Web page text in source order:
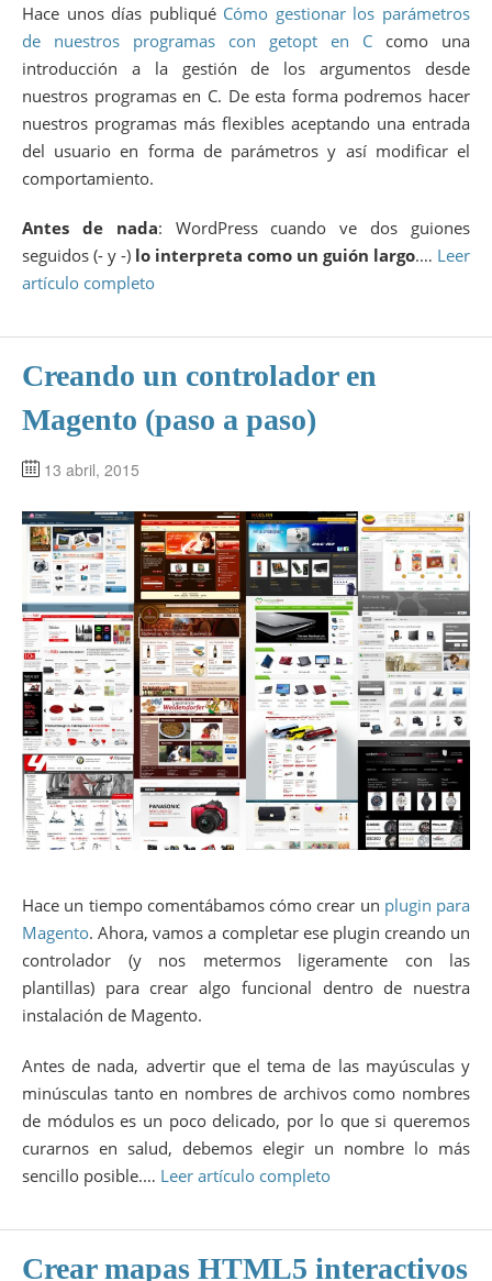
Hace unos días publiqué Cómo gestionar los parámetros
de nuestros programas con getopt en C como una
introducción a la gestión de los argumentos desde
nuestros programas en C. De esta forma podremos hacer
nuestros programas más flexibles aceptando una entrada
del usuario en forma de parámetros y así modificar el
comportamiento.
Antes de nada: WordPress cuando ve dos guiones
seguidos (- y -) lo interpreta como un guión largo.… Leer
artículo completo
Creando un controlador en
Magento (paso a paso)
13 abril, 2015
Hace un tiempo comentábamos cómo crear un plugin para
Magento. Ahora, vamos a completar ese plugin creando un
controlador (y nos metermos ligeramente con las
plantillas) para crear algo funcional dentro de nuestra
instalación de Magento.
Antes de nada, advertir que el tema de las mayúsculas y
minúsculas tanto en nombres de archivos como nombres
de módulos es un poco delicado, por lo que si queremos
curarnos en salud, debemos elegir un nombre lo más
sencillo posible.… Leer artículo completo
Crear mapas HTML5 interactivos